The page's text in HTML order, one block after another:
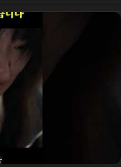
#キムムヨル #shorts